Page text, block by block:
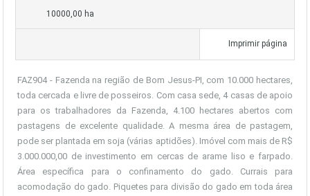
10000,00 ha
Imprimir página
FAZ904 - Fazenda na região de Bom Jesus-PI, com 10.000 hectares,
toda cercada e livre de posseiros. Com casa sede, 4 casas de apoio
para os trabalhadores da Fazenda, 4.100 hectares abertos com
pastagens de excelente qualidade. A mesma área de pastagem,
pode ser plantada em soja (várias aptidões). Imóvel com mais de R$
3.000.000,00 de investimento em cercas de arame liso e farpado.
Área específica para o confinamento do gado. Currais para
acomodação do gado. Piquetes para divisão do gado em toda área